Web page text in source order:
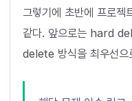
그렇기에 초반에 프로젝
같다. 앞으로는 hard
delete 방식을 최우선으